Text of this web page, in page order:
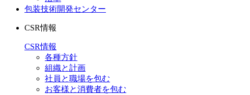
包装技術開発センター
CSR情報
CSR情報
各種方針
組織と計画
社員と職場を包む
お客様と消費者を包む